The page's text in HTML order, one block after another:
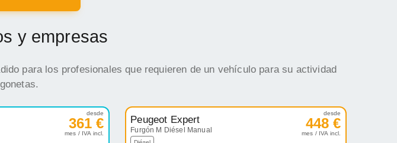
y empresas
para los profesionales que requieren de un vehículo para su actividad
desde
361 €
mes / IVA incl.
Peugeot Expert
Furgón M Diésel Manual
desde
448 €
mes / IVA incl.